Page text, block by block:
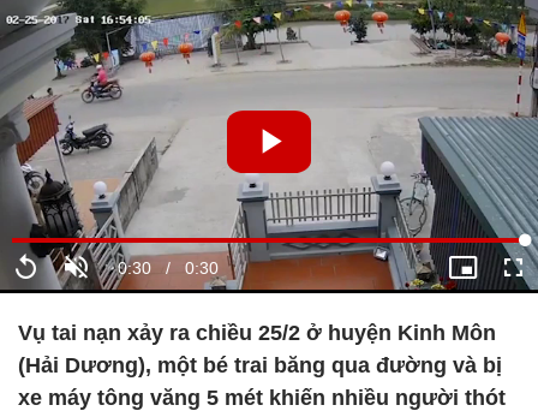
Vụ tai nạn xảy ra chiều 25/2 ở huyện Kinh Môn
(Hải Dương), một bé trai băng qua đường và bị
xe máy tông văng 5 mét khiến nhiều người thót